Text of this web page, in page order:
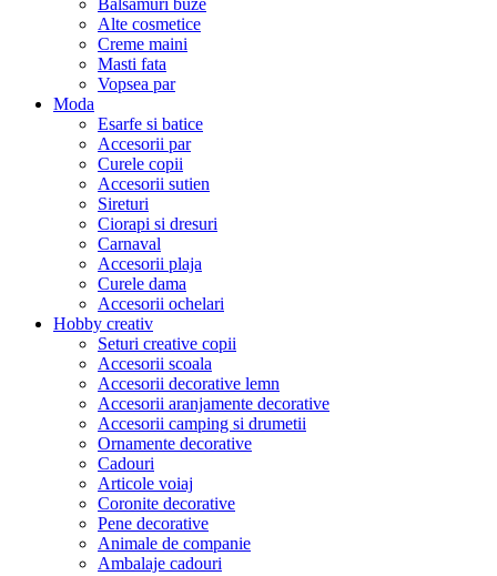
Balsamuri buze
Alte cosmetice
Creme maini
Masti fata
Vopsea par
Moda
Esarfe si batice
Accesorii par
Curele copii
Accesorii sutien
Sireturi
Ciorapi si dresuri
Carnaval
Accesorii plaja
Curele dama
Accesorii ochelari
Hobby creativ
Seturi creative copii
Accesorii scoala
Accesorii decorative lemn
Accesorii aranjamente decorative
Accesorii camping si drumetii
Ornamente decorative
Cadouri
Articole voiaj
Coronite decorative
Pene decorative
Animale de companie
Ambalaje cadouri